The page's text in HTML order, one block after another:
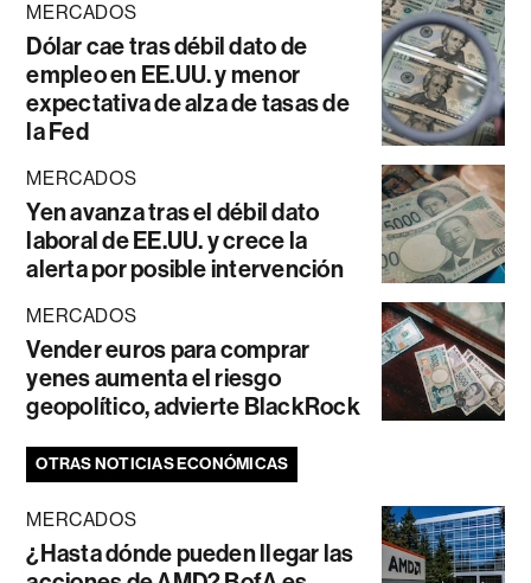
MERCADOS
Dólar cae tras débil dato de
empleo en EE.UU. y menor
expectativa de alza de tasas de
la Fed
MERCADOS
Yen avanza tras el débil dato
laboral de EE.UU. y crece la
alerta por posible intervención
MERCADOS
Vender euros para comprar
yenes aumenta el riesgo
geopolítico, advierte BlackRock
OTRAS NOTICIAS ECONÓMICAS
MERCADOS
¿Hasta dónde pueden llegar las